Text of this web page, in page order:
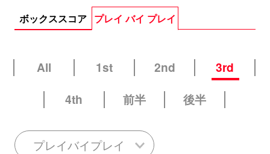
ボックススコア プレイ バイ プレイ
All 1st 2nd
3rd
4th
前半 後半
プレイバイプレイ